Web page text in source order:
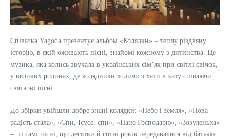
Співачка Yagoda презентує альбом «Колядки» – теплу різдвяну
історію, в якій оживають пісні, знайомі кожному з дитинства. Це
музика, яка колись звучала в українських сімʼях при світлі свічок,
у великих родинах, де колядники ходили з хати в хату співаючи
святкові пісні.
До збірки увійшли добре знані колядки: «Небо і земля», «Нова
радість стала», «Спи, Ісусе, спи», «Пане Господарю», «Зозуленька»
– ті самі пісні, що десятки й сотні років передавалися від батьків